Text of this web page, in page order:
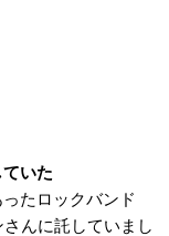
いた
たロックバンド
んに託していまし